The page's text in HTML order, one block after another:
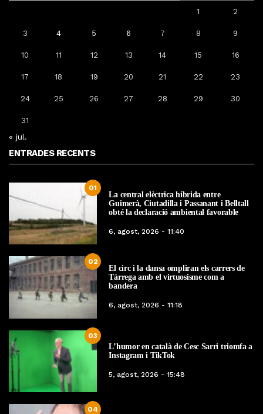
1 2
3 4 5 6 7 8 9
10 11 12 13 14 15 16
17 18 19 20 21 22 23
24 25 26 27 28 29 30
31
« jul.
ENTRADES RECENTS
01
La central elèctrica híbrida entre
Guimerà, Ciutadilla i Passanant i Belltall
obté la declaració ambiental favorable
6, agost, 2026 - 11:40
02
El circ i la dansa ompliran els carrers de
Tàrrega amb el virtuosisme com a
bandera
6, agost, 2026 - 11:18
03
L’humor en català de Cesc Sarri triomfa a
Instagram i TikTok
5, agost, 2026 - 15:48
04